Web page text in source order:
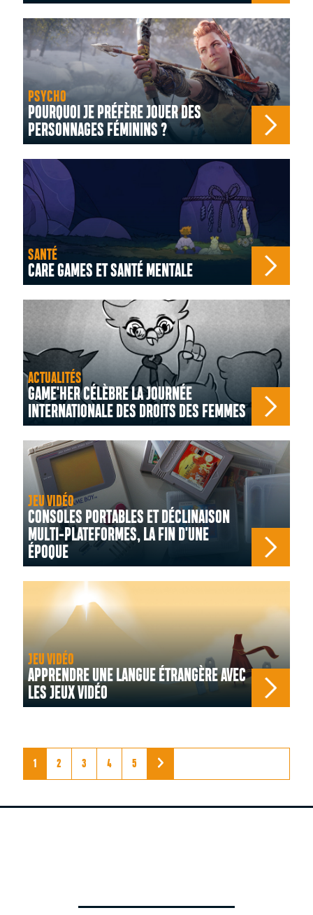
PSYCHO
POURQUOI JE PRÉFÈRE JOUER DES
PERSONNAGES FÉMININS ?
SANTÉ
CARE GAMES ET SANTÉ MENTALE
ACTUALITÉS
GAME'HER CÉLÈBRE LA JOURNÉE
INTERNATIONALE DES DROITS DES FEMMES
JEU VIDÉO
CONSOLES PORTABLES ET DÉCLINAISON
MULTI-PLATEFORMES, LA FIN D'UNE
ÉPOQUE
JEU VIDÉO
APPRENDRE UNE LANGUE ÉTRANGÈRE AVEC
LES JEUX VIDÉO
1 2 3 4 5